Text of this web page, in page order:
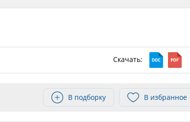
Скачать:
В подборку В избранное